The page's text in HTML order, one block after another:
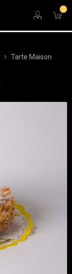
0
Tarte Maison